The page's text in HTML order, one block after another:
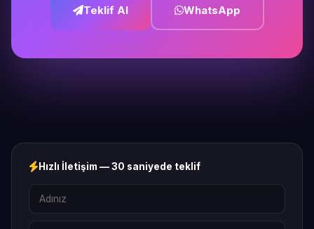
Teklif Al WhatsApp
Hızlı İletişim — 30 saniyede teklif